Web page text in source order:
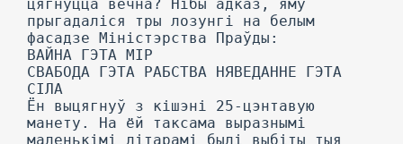
цягнуцца вечна? Нібы адказ, яму
прыгадаліся тры лозунгі на белым
фасадзе Міністэрства Праўды:
ВАЙНА ГЭТА МІР
СВАБОДА ГЭТА РАБСТВА НЯВЕДАННЕ ГЭТА
СІЛА
Ён выцягнуў з кішэні 25-цэнтавую
манету. На ёй таксама выразнымі
маленькімі літарамі былі выбіты тыя